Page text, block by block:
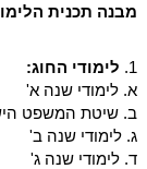
מבנה תכנית
1. לימודי החוג:
א. לימודי שנה א'
ב. שיטת המשפט
ג. לימודי שנה ב'
ד. לימודי שנה ג'